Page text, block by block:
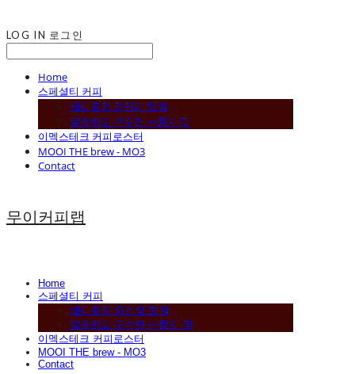
LOG IN 로그인
Home
스페셜티 커피
베리류와 와인의 향미
깔끔하고 구수한 누룽지 맛
이멕스테크 커피로스터
MOOI THE brew - MO3
Contact
무이커피랩
Home
스페셜티 커피
베리류와 와인의 향미
깔끔하고 구수한 누룽지 맛
이멕스테크 커피로스터
MOOI THE brew - MO3
Contact